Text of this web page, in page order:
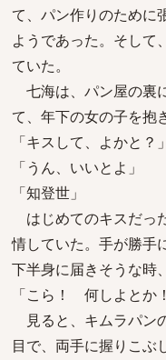
て、パン作りのために
ようであった。そして
ていた。
七海は、パン屋の裏
て、年下の女の子を抱
「キスして、よかと？」
「うん、いいとよ」
「知登世」
はじめてのキスだっ
情していた。手が勝手
下半身に届きそうな時
「こら！ 何しよとか
見ると、キムラパン
目で、両手に握りこぶ